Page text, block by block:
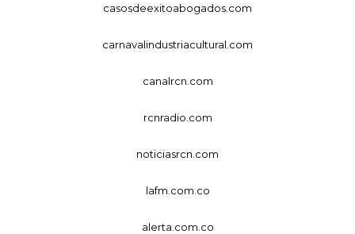
casosdeexitoabogados.com
carnavalindustriacultural.com
canalrcn.com
rcnradio.com
noticiasrcn.com
lafm.com.co
alerta.com.co